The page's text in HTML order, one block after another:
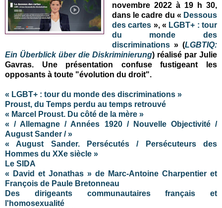
novembre 2022 à 19 h 30,
dans le cadre du « Dessous
des cartes », « LGBT+ : tour
du monde des
discriminations» (LGBTIQ:
Ein Überblick über die Diskriminierung) réalisé par Julie
Gavras. Une présentation confuse fustigeant les
opposants à toute "évolution du droit".
« LGBT+ : tour du monde des discriminations »
Proust, du Temps perdu au temps retrouvé
« Marcel Proust. Du côté de la mère »
« / Allemagne / Années 1920 / Nouvelle Objectivité /
August Sander / »
« August Sander. Persécutés / Persécuteurs des
Hommes du XXe siècle »
Le SIDA
« David et Jonathas » de Marc-Antoine Charpentier et
François de Paule Bretonneau
Des dirigeants communautaires français et
l'homosexualité